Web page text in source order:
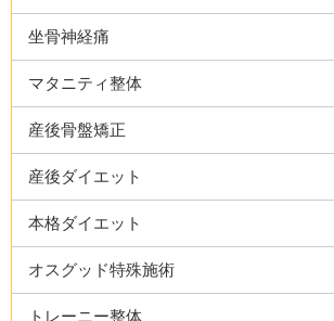
坐骨神経痛
マタニティ整体
産後骨盤矯正
産後ダイエット
本格ダイエット
オスグッド特殊施術
トレーニー整体